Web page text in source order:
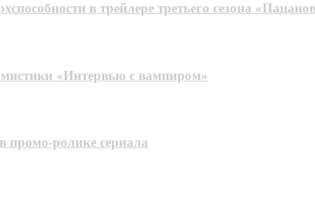
в трейлере третьего сезона
«Интервью с вампиром»
ролике сериала